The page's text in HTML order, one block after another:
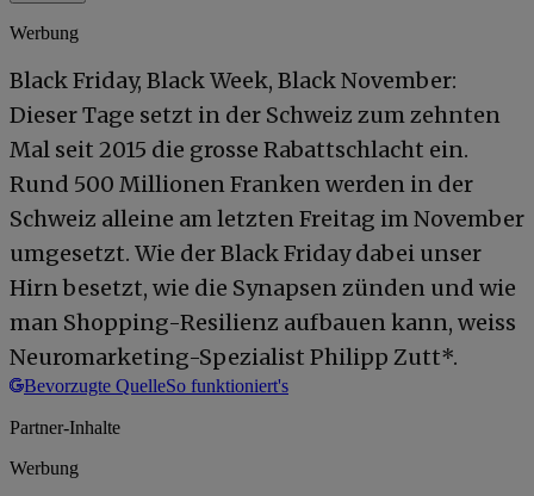
Werbung
Black Friday, Black Week, Black November:
Dieser Tage setzt in der Schweiz zum zehnten
Mal seit 2015 die grosse Rabattschlacht ein.
Rund 500 Millionen Franken werden in der
Schweiz alleine am letzten Freitag im November
umgesetzt. Wie der Black Friday dabei unser
Hirn besetzt, wie die Synapsen zünden und wie
man Shopping-Resilienz aufbauen kann, weiss
Neuromarketing-Spezialist Philipp Zutt*.
Bevorzugte QuelleSo funktioniert's
Partner-Inhalte
Werbung